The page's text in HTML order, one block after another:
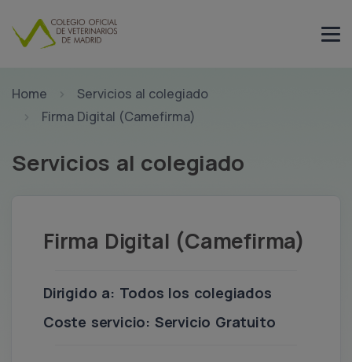
Home
Servicios al colegiado
Firma Digital (Camefirma)
Servicios al colegiado
Firma Digital (Camefirma)
Dirigido a: Todos los colegiados
Coste servicio: Servicio Gratuito